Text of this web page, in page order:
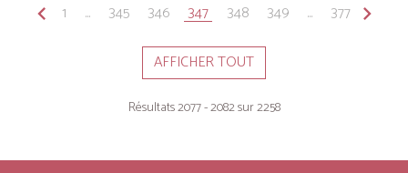
keyboard_arrow_left 1 ... 345 346 347 348 349 ... 377 keyboard_arrow_right
AFFICHER TOUT
Résultats 2077 - 2082 sur 2258